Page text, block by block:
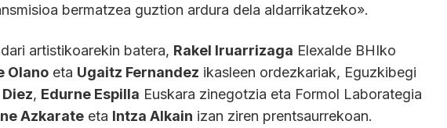
bermatzea guztion ardura dela aldarrikatzeko».
artistikoarekin batera, Rakel Iruarrizaga Elexalde BHIko
Olano eta Ugaitz Fernandez ikasleen ordezkariak, Eguzkibegi
, Edurne Espilla Euskara zinegotzia eta Formol Laborategia
Azkarate eta Intza Alkain izan ziren prentsaurrekoan.